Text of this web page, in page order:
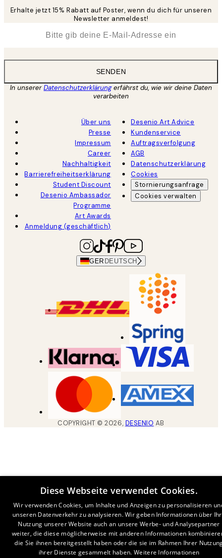
Erhalte jetzt 15% Rabatt auf Poster, wenn du dich für unseren
Newsletter anmeldest!
SENDEN
In unsererDatenschutzerklärungerfährst du, wie wir deine Daten
verarbeiten
Über uns
Presse
Impressum
Career
Nachhaltigkeit
Barrierefreiheitserklärung
Student Discount
Desenio Ambassador
Programme
Art Awards
Anmeldung (geschäftlich)
Desenio Art Advice
Kundenservice
Auftragsverfolgung
AGB
Datenschutzerklärung
Cookies
Stornierungsanfrage
Cookies verwalten
GER DEUTSCH
COPYRIGHT ©2026, DESENIO AB
Diese Webseite verwendet Cookies.
Wir verwenden Cookies, um Inhalte und Anzeigen zu personalisieren
unseren Datenverkehr zu analysieren. Wir geben Informationen über
Nutzung unserer Website auch an unsere Werbe- und Analysepartner
weiter, die diese möglicherweise mit anderen Informationen
die Sie ihnen bereitgestellt haben oder die sie im Rahmen Ihrer
ihrer Dienste gesammelt haben. Weitere Informationen